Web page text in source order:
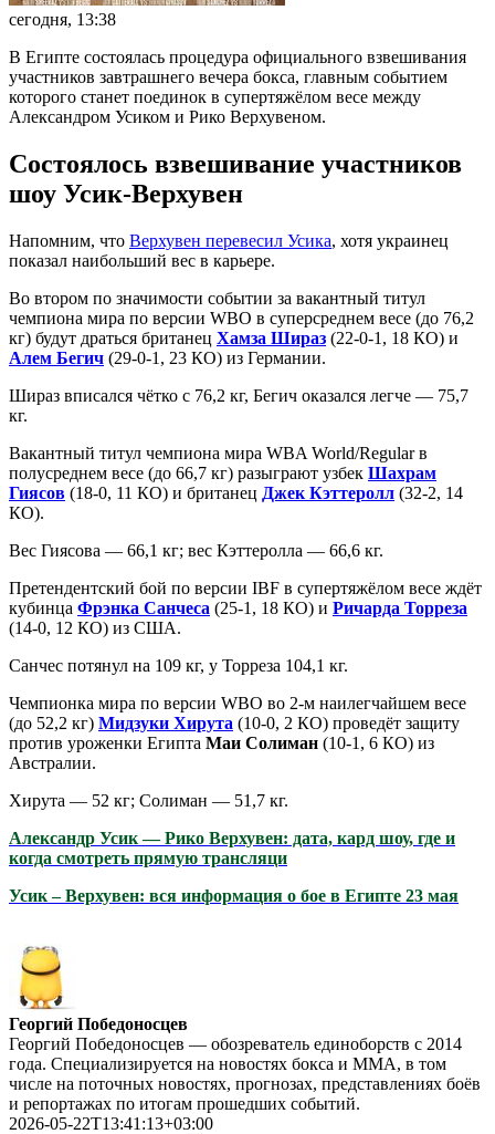
сегодня, 13:38
В Египте состоялась процедура официального взвешивания
участников завтрашнего вечера бокса, главным событием
которого станет поединок в супертяжёлом весе между
Александром Усиком и Рико Верхувеном.
Состоялось взвешивание участников
шоу Усик-Верхувен
Напомним, что Верхувен перевесил Усика, хотя украинец
показал наибольший вес в карьере.
Во втором по значимости событии за вакантный титул
чемпиона мира по версии WBO в суперсреднем весе (до 76,2
кг) будут драться британец Хамза Шираз (22-0-1, 18 КО) и
Алем Бегич (29-0-1, 23 КО) из Германии.
Шираз вписался чётко с 76,2 кг, Бегич оказался легче — 75,7
кг.
Вакантный титул чемпиона мира WBA World/Regular в
полусреднем весе (до 66,7 кг) разыграют узбек Шахрам
Гиясов (18-0, 11 КО) и британец Джек Кэттеролл (32-2, 14
КО).
Вес Гиясова — 66,1 кг; вес Кэттеролла — 66,6 кг.
Претендентский бой по версии IBF в супертяжёлом весе ждёт
кубинца Фрэнка Санчеса (25-1, 18 КО) и Ричарда Торреза
(14-0, 12 КО) из США.
Санчес потянул на 109 кг, у Торреза 104,1 кг.
Чемпионка мира по версии WBO во 2-м наилегчайшем весе
(до 52,2 кг) Мидзуки Хирута (10-0, 2 КО) проведёт защиту
против уроженки Египта Маи Солиман (10-1, 6 КО) из
Австралии.
Хирута — 52 кг; Солиман — 51,7 кг.
Александр Усик — Рико Верхувен: дата, кард шоу, где и
когда смотреть прямую трансляци
Усик – Верхувен: вся информация о бое в Египте 23 мая
Георгий Победоносцев
Георгий Победоносцев — обозреватель единоборств с 2014
года. Специализируется на новостях бокса и ММА, в том
числе на поточных новостях, прогнозах, представлениях боёв
и репортажах по итогам прошедших событий.
2026-05-22T13:41:13+03:00